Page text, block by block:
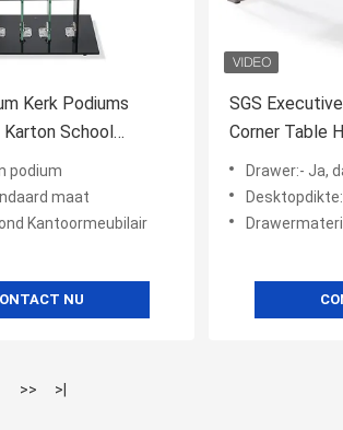
Kerk Podiums
School
Meubels Preekstoel
podium
maat
Kantoormeubilair
NU
SGS
Corner Table
Drawer:- Ja,
>> >|